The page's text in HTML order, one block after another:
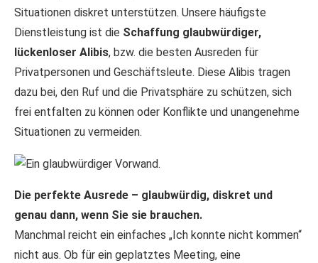
Situationen diskret unterstützen. Unsere häufigste
Dienstleistung ist die Schaffung glaubwürdiger,
lückenloser Alibis, bzw. die besten Ausreden für
Privatpersonen und Geschäftsleute. Diese Alibis tragen
dazu bei, den Ruf und die Privatsphäre zu schützen, sich
frei entfalten zu können oder Konflikte und unangenehme
Situationen zu vermeiden.
Die perfekte Ausrede – glaubwürdig, diskret und
genau dann, wenn Sie sie brauchen.
Manchmal reicht ein einfaches „Ich konnte nicht kommen“
nicht aus. Ob für ein geplatztes Meeting, eine